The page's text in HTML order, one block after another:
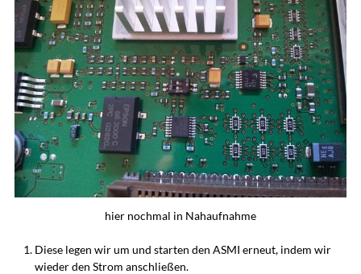
hier nochmal in Nahaufnahme
Diese legen wir um und starten den ASMI erneut, indem wir
wieder den Strom anschließen.